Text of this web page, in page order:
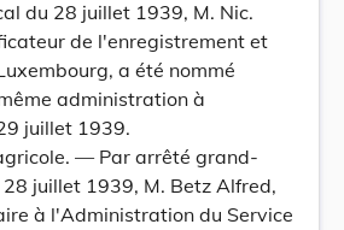
du 28 juillet 1939, M. Nic.
de l'enregistrement et
a été nommé
administration à
juillet 1939.
— Par arrêté grand-
juillet 1939, M. Betz Alfred,
à l'Administration du Service